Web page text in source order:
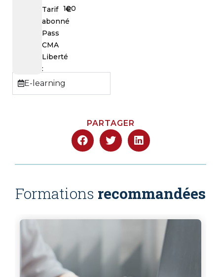
E-learning
Tarif
abonné
Pass
CMA
Liberté
:
100
€
PARTAGER
Formations recommandées